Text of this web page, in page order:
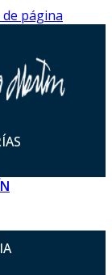
página